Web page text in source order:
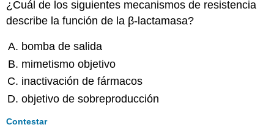
¿Cuál de los siguientes mecanismos de resistencia
describe la función de la β-lactamasa?
bomba de salida
mimetismo objetivo
inactivación de fármacos
objetivo de sobreproducción
Contestar